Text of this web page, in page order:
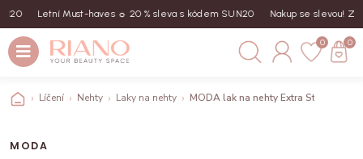
Letní Must-haves ☼ 20 % sleva s kódem SUN20 Nakup se slevou!
0 0
Líčení Nehty Laky na nehty MODA lak na nehty Extra Strong,
MODA